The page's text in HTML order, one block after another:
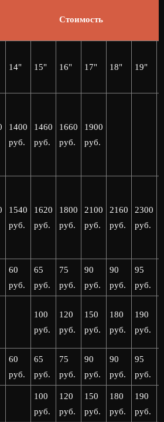
Стоимость
14" 15" 16" 17" 18" 19"
1400
руб.
1460
руб.
1660
руб.
1900
руб.
1540
руб.
1620
руб.
1800
руб.
2100
руб.
2160
руб.
2300
руб.
60
руб.
65
руб.
75
руб.
90
руб.
90
руб.
95
руб.
100
руб.
120
руб.
150
руб.
180
руб.
190
руб.
60
руб.
65
руб.
75
руб.
90
руб.
90
руб.
95
руб.
100
руб.
120
руб.
150
руб.
180
руб.
190
руб.